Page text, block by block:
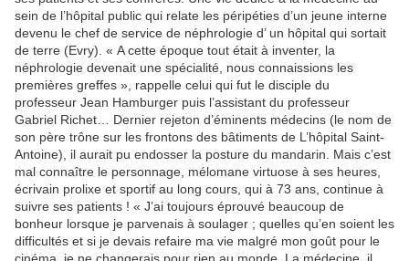
sein de l’hôpital public qui relate les péripéties d’un jeune interne
devenu le chef de service de néphrologie d’ un hôpital qui sortait
de terre (Evry). « A cette époque tout était à inventer, la
néphrologie devenait une spécialité, nous connaissions les
premières greffes », rappelle celui qui fut le disciple du
professeur Jean Hamburger puis l’assistant du professeur
Gabriel Richet… Dernier rejeton d’éminents médecins (le nom de
son père trône sur les frontons des bâtiments de L’hôpital Saint-
Antoine), il aurait pu endosser la posture du mandarin. Mais c’est
mal connaître le personnage, mélomane virtuose à ses heures,
écrivain prolixe et sportif au long cours, qui à 73 ans, continue à
suivre ses patients ! « J’ai toujours éprouvé beaucoup de
bonheur lorsque je parvenais à soulager ; quelles qu’en soient les
difficultés et si je devais refaire ma vie malgré mon goût pour le